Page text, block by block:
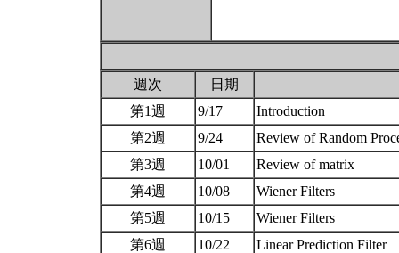
週次
日期
第1週
9/17
Introduction
第2週
9/24
Review of Random
第3週
10/01
Review of matrix
第4週
10/08
Wiener Filters
第5週
10/15
Wiener Filters
第6週
10/22
Linear Prediction Filter